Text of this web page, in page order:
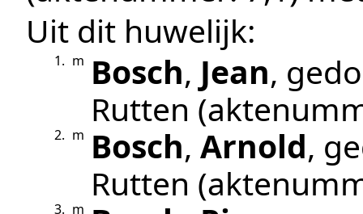
Uit dit huwelijk:
1. m Bosch, Jean,
Rutten
2. m Bosch, Arnold,
Rutten
3. m